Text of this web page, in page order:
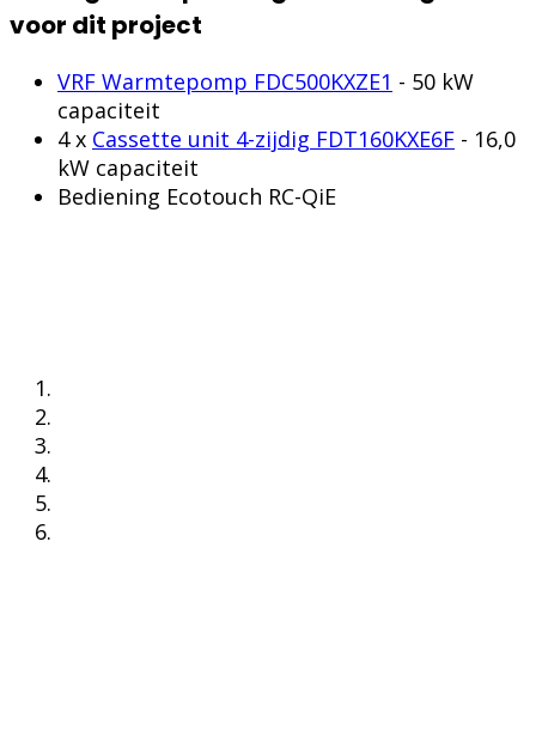
voor dit project
VRF Warmtepomp FDC500KXZE1 - 50 kW
capaciteit
4 x Cassette unit 4-zijdig FDT160KXE6F - 16,0
kW capaciteit
Bediening Ecotouch RC-QiE